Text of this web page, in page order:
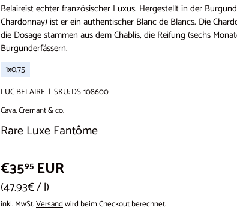
Belaireist echter französischer Luxus. Hergestellt in der
Chardonnay) ist er ein authentischer Blanc de Blancs. Die
die Dosage stammen aus dem Chablis, die Reifung (sechs
Burgunderfässern.
1x0,75
LUC BELAIRE | SKU:DS-108600
Cava, Cremant & co.
Rare Luxe Fantôme
€3595 EUR
Grundpreis
47.93€/l
inkl. MwSt.Versandwird beim Checkout berechnet.